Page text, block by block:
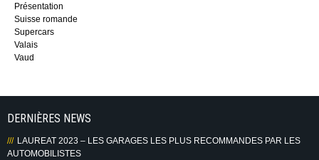
Présentation
Suisse romande
Supercars
Valais
Vaud
DERNIÈRES NEWS
LAUREAT 2023 – LES GARAGES LES PLUS RECOMMANDES PAR LES
AUTOMOBILISTES